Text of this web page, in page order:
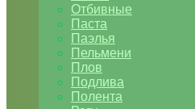
Отбивные
Паста
Паэлья
Пельмени
Плов
Подлива
Полента